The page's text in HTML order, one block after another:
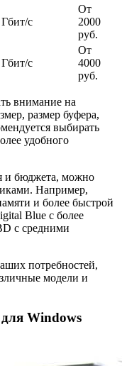
с
От
2000
руб.
с
От
4000
руб.
внимание на
размер буфера,
выбирать
удобного
и бюджета, можно
Например,
и более быстрой
Blue с более
с средними
потребностей,
модели и
Windows